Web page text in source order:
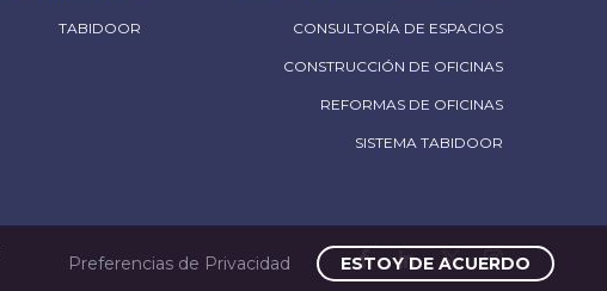
TABIDOOR CONSULTORÍA DE ESPACIOS
CONSTRUCCIÓN DE OFICINAS
REFORMAS DE OFICINAS
SISTEMA TABIDOOR
Preferencias de Privacidad ESTOY DE ACUERDO